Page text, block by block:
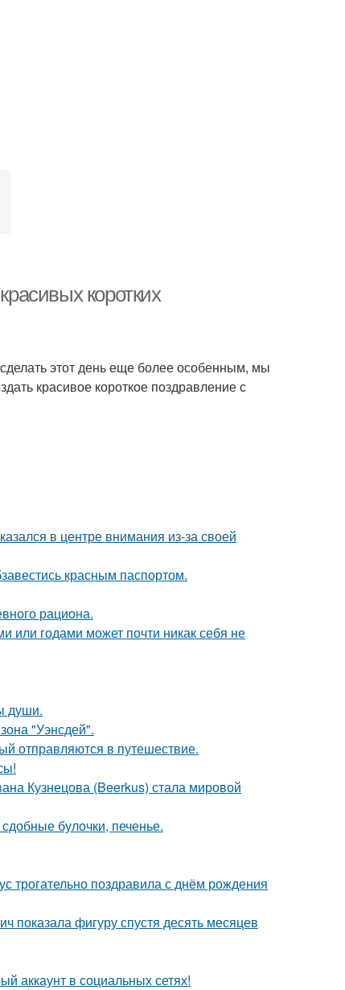
коротких
этот день еще более особенным, мы
красивое короткое поздравление с
в центре внимания из-за своей
красным паспортом.
рациона.
или годами может почти никак себя не
души.
"Уэнсдей".
отправляются в путешествие.
Кузнецова (Beerkus) стала мировой
булочки, печенье.
трогательно поздравила с днём рождения
показала фигуру спустя десять месяцев
аккаунт в социальных сетях!